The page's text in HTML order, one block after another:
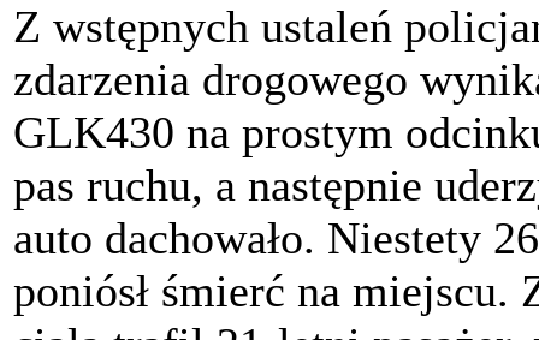
Z wstępnych ustaleń
zdarzenia drogowego
GLK430 na prostym
pas ruchu, a następnie
auto dachowało. Niestety
poniósł śmierć na